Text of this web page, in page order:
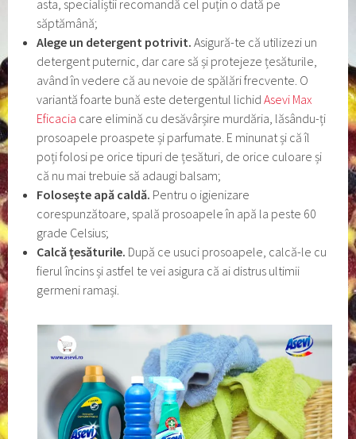
asta, specialiștii recomandă cel puțin o dată pe
săptămână;
Alege un detergent potrivit.Asigură-te că utilizezi un
detergent puternic, dar care să și protejeze țesăturile,
având în vedere că au nevoie de spălări frecvente. O
variantă foarte bună este detergentul lichidAsevi Max
Eficacia care elimină cu desăvârșire murdăria, lăsându-ți
prosoapele proaspete și parfumate. E minunat și că îl
poți folosi pe orice tipuri de țesături, de orice culoare și
că nu mai trebuie să adaugi balsam;
Foloseşte apă caldă. Pentru o igienizare
corespunzătoare, spală prosoapele în apă la peste 60
grade Celsius;
Calcăţesăturile. După ce usuci prosoapele, calcă-le cu
fierul încins și astfel te vei asigura că ai distrus ultimii
germeni ramași.